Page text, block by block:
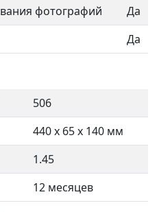
фотографий
Да
Да
506
440 x 65 x 140 мм
1.45
12 месяцев